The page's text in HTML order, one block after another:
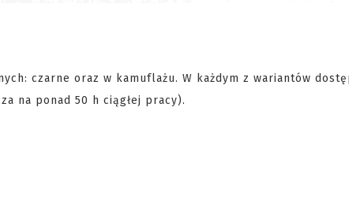
czarne oraz w kamuflażu. W każdym z wariantów
na ponad 50 h ciągłej pracy).